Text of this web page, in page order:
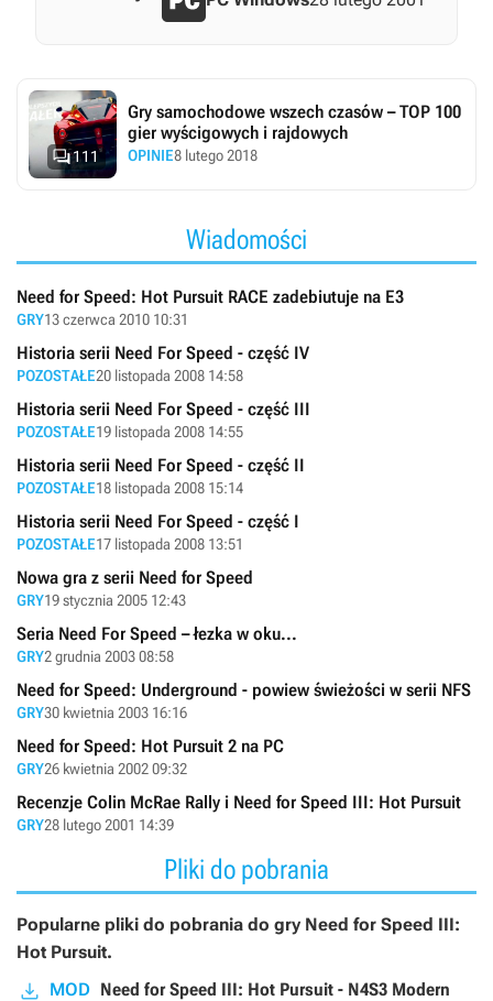
111
Gry samochodowe wszech czasów – TOP 100
gier wyścigowych i rajdowych
OPINIE8 lutego 2018
Wiadomości
Need for Speed: Hot Pursuit RACE zadebiutuje na E3
GRY13 czerwca 2010 10:31
Historia serii Need For Speed - część IV
POZOSTAŁE20 listopada 2008 14:58
Historia serii Need For Speed - część III
POZOSTAŁE19 listopada 2008 14:55
Historia serii Need For Speed - część II
POZOSTAŁE18 listopada 2008 15:14
Historia serii Need For Speed - część I
POZOSTAŁE17 listopada 2008 13:51
Nowa gra z serii Need for Speed
GRY19 stycznia 2005 12:43
Seria Need For Speed – łezka w oku...
GRY2 grudnia 2003 08:58
Need for Speed: Underground - powiew świeżości w serii NFS
GRY30 kwietnia 2003 16:16
Need for Speed: Hot Pursuit 2 na PC
GRY26 kwietnia 2002 09:32
Recenzje Colin McRae Rally i Need for Speed III: Hot Pursuit
GRY28 lutego 2001 14:39
Pliki do pobrania
Popularne pliki do pobrania do gry Need for Speed III:
Hot Pursuit.
MOD Need for Speed III: Hot Pursuit - N4S3 Modern